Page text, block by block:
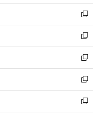
開
く
ウ
で
開
く
ン
ド
ウ
で
開
く
ウ
ィ
ン
ド
ウ
で
開
く
し
い
ウ
ィ
ン
ド
ウ
で
開
く
新
し
い
ウ
ィ
ン
ド
ウ
で
開
新
し
い
ウ
ィ
ン
ド
ウ
新
し
い
ウ
ィ
ン
新
し
い
ウ
新
し